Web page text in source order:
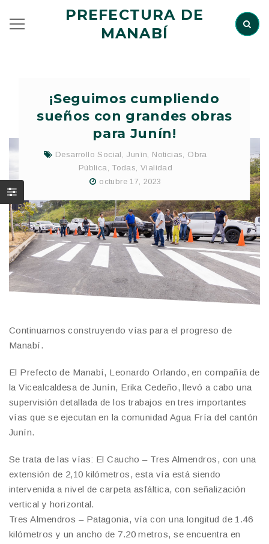
PREFECTURA DE
MANABÍ
¡Seguimos cumpliendo
sueños con grandes obras
para Junín!
Desarrollo Social , Junín, Noticias, Obra
Pública, Todas,Vialidad
octubre 17, 2023
Continuamos construyendo vías para el progreso de
Manabí.
El Prefecto de Manabí, Leonardo Orlando, en compañía de
la Vicealcaldesa de Junín, Erika Cedeño, llevó a cabo una
supervisión detallada de los trabajos en tres importantes
vías que se ejecutan en la comunidad Agua Fría del cantón
Junín.
Se trata de las vías: El Caucho – Tres Almendros, con una
extensión de 2,10 kilómetros, esta vía está siendo
intervenida a nivel de carpeta asfáltica, con señalización
vertical y horizontal.
Tres Almendros – Patagonia, vía con una longitud de 1.46
kilómetros y un ancho de 7.20 metros, se encuentra en